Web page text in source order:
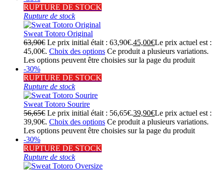
RUPTURE DE STOCK
Rupture de stock
Sweat Totoro Original
63,90€ Le prix initial était : 63,90€.45,00€Le prix actuel est :
45,00€. Choix des options Ce produit a plusieurs variations.
Les options peuvent être choisies sur la page du produit
-30%
RUPTURE DE STOCK
Rupture de stock
Sweat Totoro Sourire
56,65€ Le prix initial était : 56,65€.39,90€Le prix actuel est :
39,90€. Choix des options Ce produit a plusieurs variations.
Les options peuvent être choisies sur la page du produit
-30%
RUPTURE DE STOCK
Rupture de stock